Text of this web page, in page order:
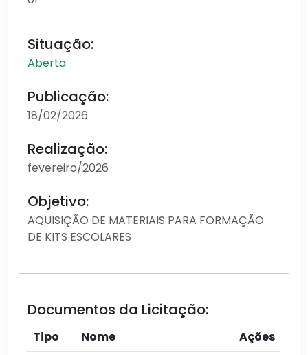
Situação:
Aberta
Publicação:
18/02/2026
Realização:
fevereiro/2026
Objetivo:
AQUISIÇÃO DE MATERIAIS PARA FORMAÇÃO
DE KITS ESCOLARES
Documentos da Licitação:
Tipo Nome Ações